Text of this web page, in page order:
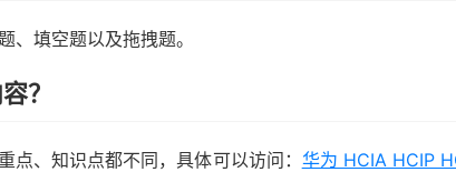
、填空题以及拖拽题。
？
点、知识点都不同，具体可以访问： 华为 HCIA HCIP